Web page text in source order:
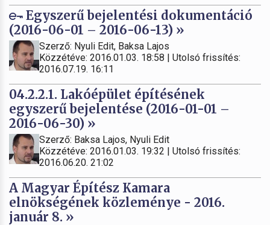
Egyszerű bejelentési dokumentáció
(2016-06-01 – 2016-06-13) »
Szerző: Nyuli Edit, Baksa Lajos
Közzétéve: 2016.01.03. 18:58 | Utolsó frissítés:
2016.07.19. 16:11
04.2.2.1. Lakóépület építésének
egyszerű bejelentése (2016-01-01 –
2016-06-30) »
Szerző: Baksa Lajos, Nyuli Edit
Közzétéve: 2016.01.03. 19:32 | Utolsó frissítés:
2016.06.20. 21:02
A Magyar Építész Kamara
elnökségének közleménye - 2016.
január 8. »